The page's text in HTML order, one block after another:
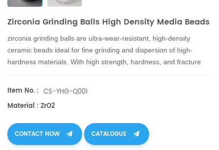
Zirconia Grinding Balls High Density Media Beads
zirconia grinding balls are ultra-wear-resistant, high-density
ceramic beads ideal for fine grinding and dispersion of high-
hardness materials. With high strength, hardness, and fracture
Item No. : CS-YHG-Q001
Material : ZrO2
CONTACT NOW CATALOGUE